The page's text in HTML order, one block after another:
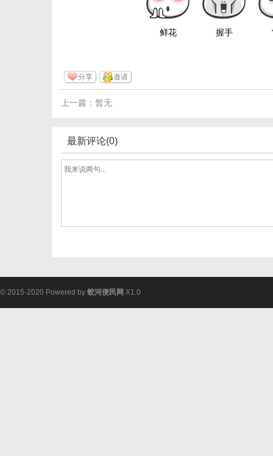
鲜花 握手
分享 邀请
上一篇：暂无
最新评论(0)
© 2015-2020 Powered by 蛟河便民网 X1.0